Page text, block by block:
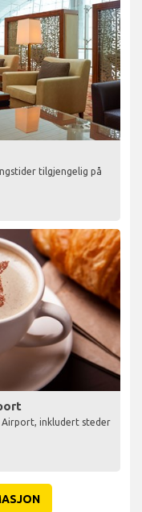
tilgjengelig på
Airport, inkludert steder